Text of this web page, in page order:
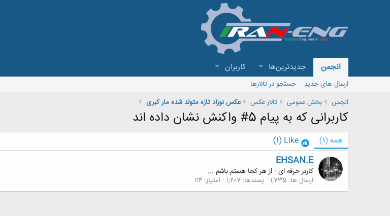
انجمن جدیدترین‌ها کاربران
ارسال های جدید
جستجو در تالارها
انجمن
بخش عمومی تالار عکس عکس نوزاد تازه متولد شده مار کبری
کاربرانی که به پیام 5# واکنش نشان داده اند
همه (1)
Like
(1)
EHSAN.E
کاربر حرفه ای · از هر کجا هستم باشم ...
ارسال ها 1,735 پسندها 1,207 امتیاز 114